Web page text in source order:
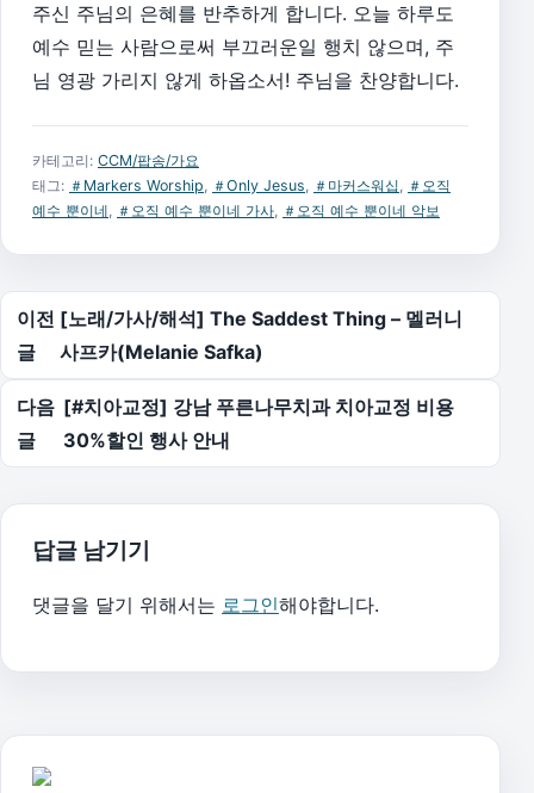
주신 주님의 은혜를 반추하게 합니다. 오늘 하루도
예수 믿는 사람으로써 부끄러운일 행치 않으며, 주
님 영광 가리지 않게 하옵소서! 주님을 찬양합니다.
카테고리: CCM/팝송/가요
태그: ＃Markers Worship, ＃Only Jesus, ＃마커스워십, ＃오직
예수 뿐이네, ＃오직 예수 뿐이네 가사, ＃오직 예수 뿐이네 악보
글 탐색
이전
글
[노래/가사/해석] The Saddest Thing – 멜러니
사프카(Melanie Safka)
다음
글
[#치아교정] 강남 푸른나무치과 치아교정 비용
30%할인 행사 안내
답글 남기기
댓글을 달기 위해서는 로그인해야합니다.